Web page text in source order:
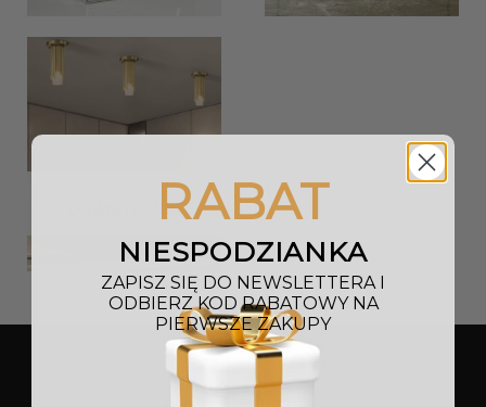
OŚWIETLENIERABAT
NIESPODZIANKA
ZAPISZ SIĘ DO NEWSLETTERA I
ODBIERZ KOD RABATOWY NA
PIERWSZE ZAKUPY